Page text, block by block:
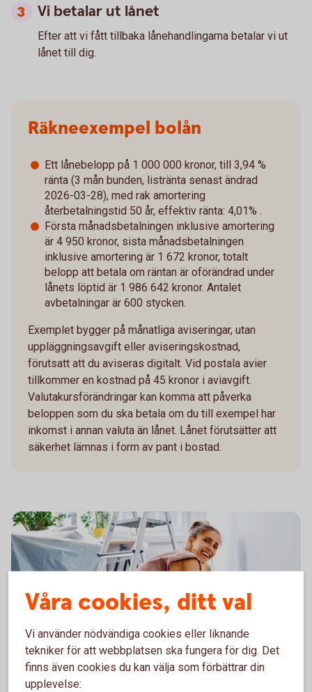
Vi betalar ut lånet
Efter att vi fått tillbaka lånehandlingarna betalar vi ut
lånet till dig.
Räkneexempel bolån
Ett lånebelopp på 1 000 000 kronor, till 3,94 %
ränta (3 mån bunden, listränta senast ändrad
2026-03-28), med rak amortering
återbetalningstid 50 år, effektiv ränta: 4,01% .
Första månadsbetalningen inklusive amortering
är 4 950 kronor, sista månadsbetalningen
inklusive amortering är 1 672 kronor, totalt
belopp att betala om räntan är oförändrad under
lånets löptid är 1 986 642 kronor. Antalet
avbetalningar är 600 stycken.
Exemplet bygger på månatliga aviseringar, utan
uppläggningsavgift eller aviseringskostnad,
förutsatt att du aviseras digitalt. Vid postala avier
tillkommer en kostnad på 45 kronor i aviavgift.
Valutakursförändringar kan komma att påverka
beloppen som du ska betala om du till exempel har
inkomst i annan valuta än lånet. Lånet förutsätter att
säkerhet lämnas i form av pant i bostad.
När passar det att höja
Våra cookies, ditt val
Vi använder nödvändiga cookies eller liknande
tekniker för att webbplatsen ska fungera för dig. Det
finns även cookies du kan välja som förbättrar din
upplevelse: